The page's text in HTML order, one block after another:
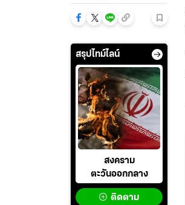
สรุปไทม์ไลน์
สงคราม
ตะวันออกกลาง
ติดตาม